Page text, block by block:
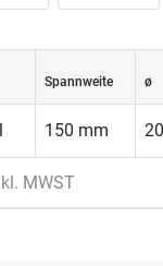
Spannweite ø
150 mm
MWST